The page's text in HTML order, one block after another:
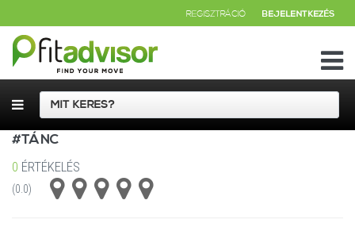
REGISZTRÁCIÓ BEJELENTKEZÉS
#TÁNC
0 ÉRTÉKELÉS
(0.0)